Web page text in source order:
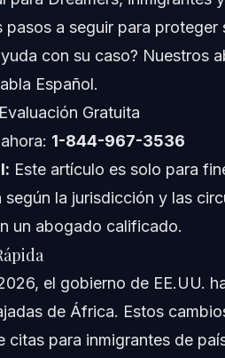
Recientes en Embajadas que Afectan
Cambios en las Embajadas
y Gastos
a Paso para el Procesamiento de
Anticipada
que Cometen los
pasos a seguir para
con su caso? Nuestros
Español.
Gratuita
1-844-967-3536
Este artículo es solo para
según la jurisdicción y las
un abogado calificado.
el gobierno de EE.UU.
de África. Estos
citas para inmigrantes de